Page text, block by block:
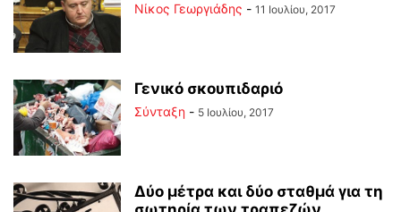
Νίκος Γεωργιάδης - 11 Ιουλίου, 2017
Γενικό σκουπιδαριό
Σύνταξη - 5 Ιουλίου, 2017
Δύο μέτρα και δύο σταθμά για τη